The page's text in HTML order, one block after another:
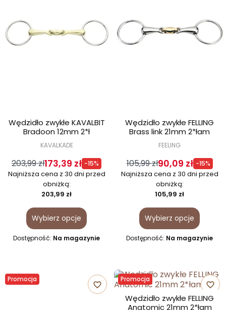
Wędzidło zwykłe KAVALBIT
Bradoon 12mm 2*ł
KAVALKADE
203,99 zł173,39 zł -15%
Najniższa cena z 30 dni przed
obniżką:
203,99 zł
Wybierz opcje
Dostępność: Na magazynie
Wędzidło zwykłe FELLING
Brass link 21mm 2*łam
FEELING
105,99 zł90,09 zł -15%
Najniższa cena z 30 dni przed
obniżką:
105,99 zł
Wybierz opcje
Dostępność: Na magazynie
Promocja
favorite_border
Promocja
favorite_border
Wędzidło zwykłe FELLING
Anatomic 21mm 2*łam